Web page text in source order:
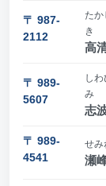
〒 987-
2112
たか
き
高
〒 989-
5607
し
み
志
〒 989-
4541
せみ
瀬